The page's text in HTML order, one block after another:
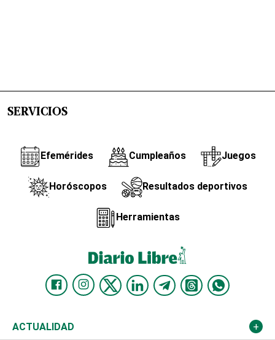
SERVICIOS
Efemérides Cumpleaños Juegos
Horóscopos Resultados deportivos
Herramientas
ACTUALIDAD